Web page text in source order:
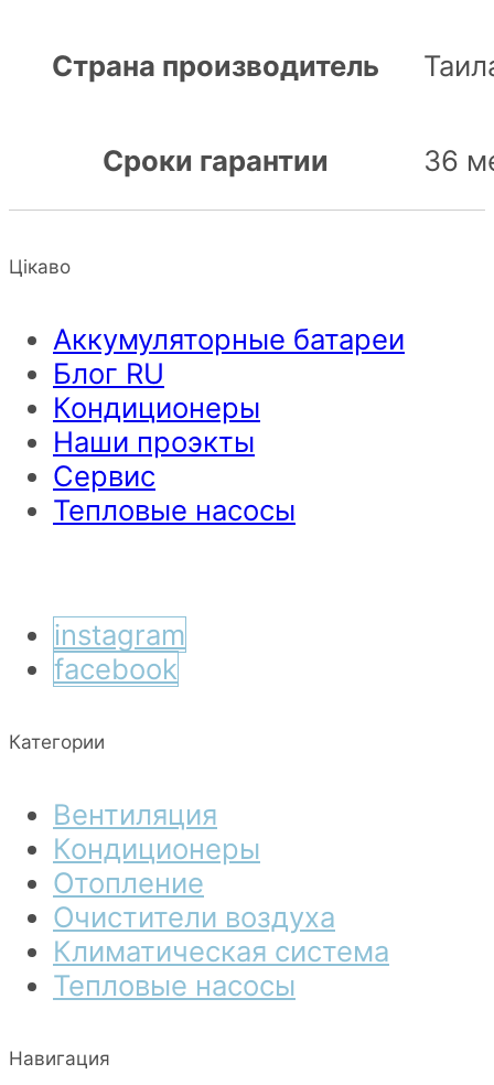
Страна производитель
Сроки гарантии 36
Цікаво
Аккумуляторные батареи
Блог RU
Кондиционеры
Наши проэкты
Сервис
Тепловые насосы
instagram
facebook
Категории
Вентиляция
Кондиционеры
Отопление
Очистители воздуха
Климатическая система
Тепловые насосы
Навигация